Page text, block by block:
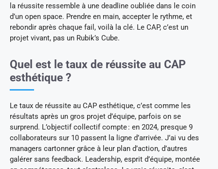
la réussite ressemble à une deadline oubliée dans le coin
d’un open space. Prendre en main, accepter le rythme, et
rebondir après chaque fail, voilà la clé. Le CAP, c’est un
projet vivant, pas un Rubik’s Cube.
Quel est le taux de réussite au CAP
esthétique ?
Le taux de réussite au CAP esthétique, c’est comme les
résultats après un gros projet d’équipe, parfois on se
surprend. L’objectif collectif compte : en 2024, presque 9
collaborateurs sur 10 passent la ligne d’arrivée. J’ai vu des
managers cartonner grâce à leur plan d’action, d’autres
galérer sans feedback. Leadership, esprit d’équipe, montée